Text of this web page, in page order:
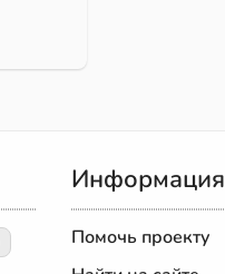
Информация
Помочь проекту